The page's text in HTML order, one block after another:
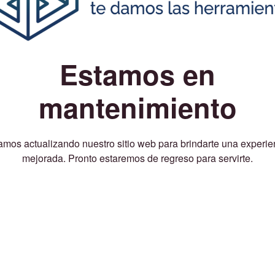
Estamos en
mantenimiento
actualizando nuestro sitio web para brindarte una
mejorada. Pronto estaremos de regreso para servirte.